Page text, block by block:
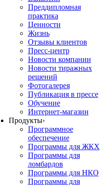
Преддипломная
практика
Ценности
Жизнь
Отзывы клиентов
Пресс-центр
Новости компании
Новости тиражных
решений
Фотогалерея
Публикация в прессе
Обучение
Интернет-магазин
Продукты›
Программное
обеспечение
Программы для ЖКХ
Программы для
ломбардов
Программы для НКО
Программы для